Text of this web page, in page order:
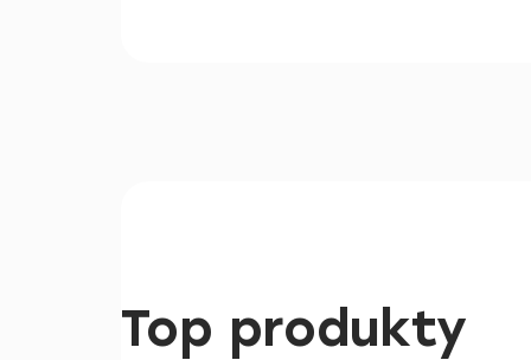
Top produkty